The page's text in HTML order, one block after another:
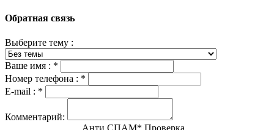
Обратная связь
Выберите тему :
Ваше имя : *
Номер телефона : *
E-mail : *
Комментарий:
Анти СПАМ* Проверка...